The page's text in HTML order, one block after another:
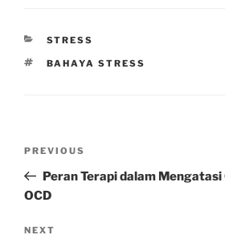
CATEGORIES
STRESS
TAGS
BAHAYA STRESS
Previous
Post
PREVIOUS
Peran Terapi dalam
OCD
Next
NEXT